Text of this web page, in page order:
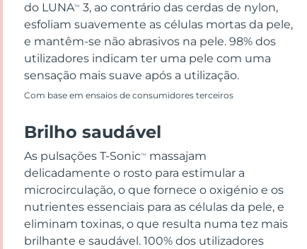
do LUNATM
3, ao contrário das cerdas de nylon,
esfoliam suavemente as células mortas da pele,
e mantêm-se não abrasivos na pele. 98% dos
utilizadores indicam ter uma pele com uma
sensação mais suave após a utilização.
Com base em ensaios de consumidores terceiros
Brilho saudável
As pulsações T-SonicTM
massajam
delicadamente o rosto para estimular a
microcirculação, o que fornece o oxigénio e os
nutrientes essenciais para as células da pele, e
eliminam toxinas, o que resulta numa tez mais
brilhante e saudável. 100% dos utilizadores